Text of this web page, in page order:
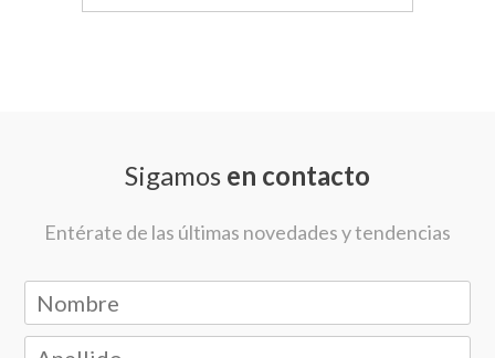
Sigamos en contacto
Entérate de las últimas novedades y tendencias